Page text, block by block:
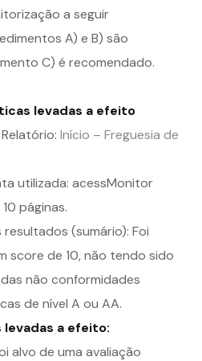
a seguir
A) e B) são
C) é recomendado.
levadas a efeito
Início – Freguesia de
utilizada: acessMonitor
páginas.
resultados (sumário): Foi
score de 10, não tendo sido
não conformidades
de nível A ou AA.
levadas a efeito:
alvo de uma avaliação